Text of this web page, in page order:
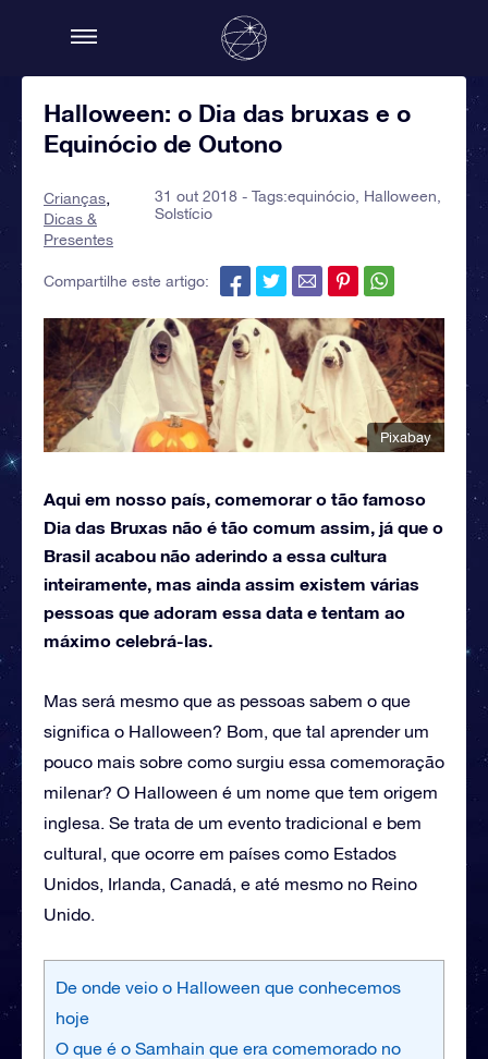
Halloween: o Dia das bruxas e o
Equinócio de Outono
Crianças
Dicas &
Presentes
31 out 2018 - Tags:equinócio Halloween
Solstício
Compartilhe este artigo:
Pixabay
Aqui em nosso país, comemorar o tão famoso
Dia das Bruxas não é tão comum assim, já que o
Brasil acabou não aderindo a essa cultura
inteiramente, mas ainda assim existem várias
pessoas que adoram essa data e tentam ao
máximo celebrá-las.
Mas será mesmo que as pessoas sabem o que
significa o Halloween? Bom, que tal aprender um
pouco mais sobre como surgiu essa comemoração
milenar? O Halloween é um nome que tem origem
inglesa. Se trata de um evento tradicional e bem
cultural, que ocorre em países como Estados
Unidos, Irlanda, Canadá, e até mesmo no Reino
Unido.
De onde veio o Halloween que conhecemos
hoje
O que é o Samhain que era comemorado no